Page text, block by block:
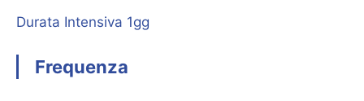
Durata Intensiva 1gg
Frequenza